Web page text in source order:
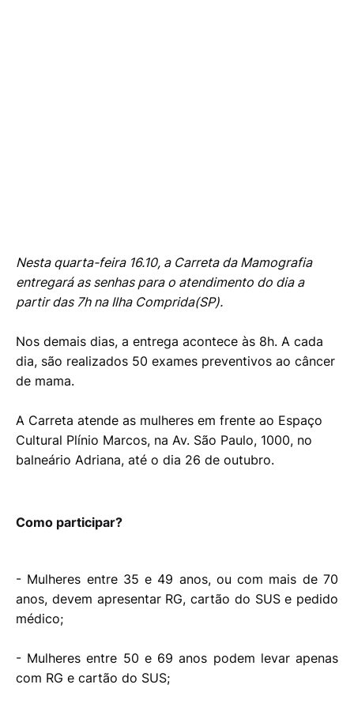
Nesta quarta-feira 16.10, a Carreta da Mamografia
entregará as senhas para o atendimento do dia a
partir das 7h na Ilha Comprida(SP).
Nos demais dias, a entrega acontece às 8h. A cada
dia, são realizados 50 exames preventivos ao câncer
de mama.
A Carreta atende as mulheres em frente ao Espaço
Cultural Plínio Marcos, na Av. São Paulo, 1000, no
balneário Adriana, até o dia 26 de outubro.
Como participar?
- Mulheres entre 35 e 49 anos, ou com mais de 70
anos, devem apresentar RG, cartão do SUS e pedido
médico;
- Mulheres entre 50 e 69 anos podem levar apenas
com RG e cartão do SUS;